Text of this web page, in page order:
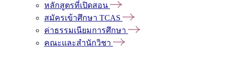
หลักสูตรที่เปิดสอน
สมัครเข้าศึกษา TCAS
ค่าธรรมเนียมการศึกษา
คณะและสำนักวิชา